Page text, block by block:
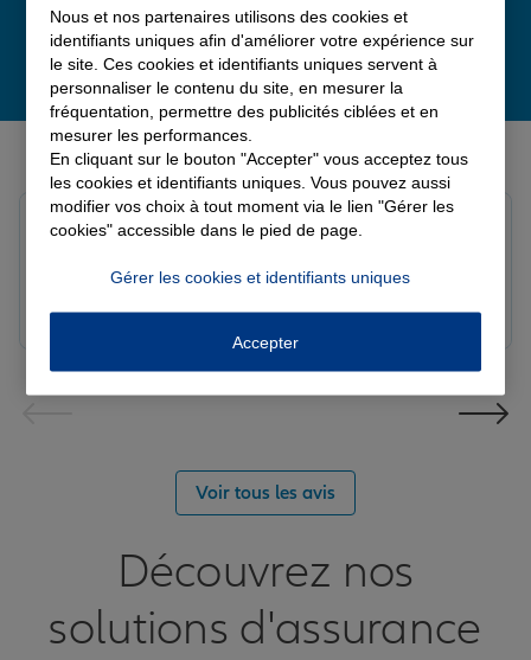
Derniers avis de nos agences Allianz
Merci à Madi pour son écoute et ces conseils précieux.
Réactif et efficace le service impeccable
Yayaya M.
Voir tous les avis
Découvrez nos
solutions d'assurance
Nous et nos partenaires utilisons des cookies et
identifiants uniques afin d'améliorer votre expérience sur
le site. Ces cookies et identifiants uniques servent à
personnaliser le contenu du site, en mesurer la
fréquentation, permettre des publicités ciblées et en
mesurer les performances.
En cliquant sur le bouton "Accepter" vous acceptez tous
les cookies et identifiants uniques. Vous pouvez aussi
modifier vos choix à tout moment via le lien "Gérer les
cookies" accessible dans le pied de page.
Gérer les cookies et identifiants uniques
Accepter